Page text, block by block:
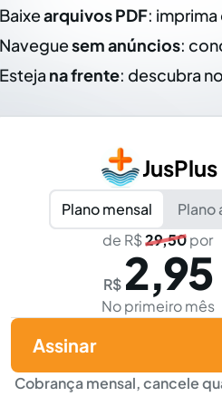
Baixearquivos PDF: imprima
sem anúncios:
Esteja na frente: descubra
JusPlus
Plano mensal
Plano
de R$29,50por
R$ 2,95
No primeiro mês
Cobrança mensal, cancele
Assinar